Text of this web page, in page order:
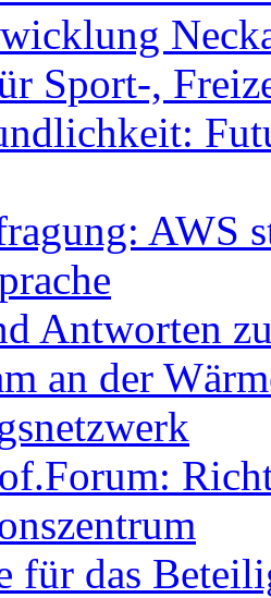
Sport-,
AWS
Antworten
an der
für das